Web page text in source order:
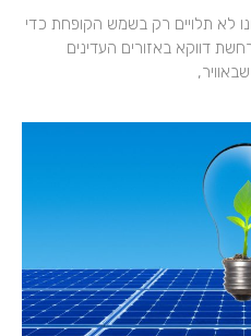
לא תלויים רק בשמש הקופחת כדי
דווקא באזורים העדינים